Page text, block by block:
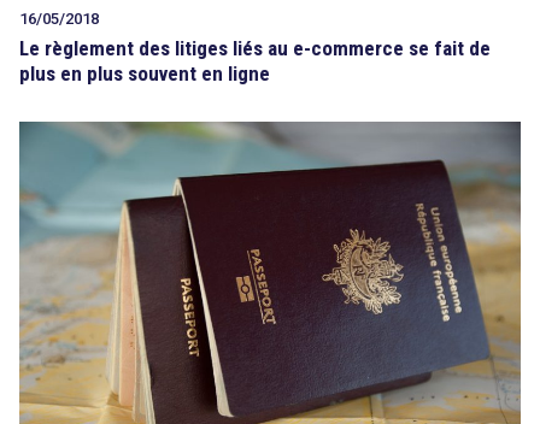
16/05/2018
Le règlement des litiges liés au e-commerce se fait de
plus en plus souvent en ligne